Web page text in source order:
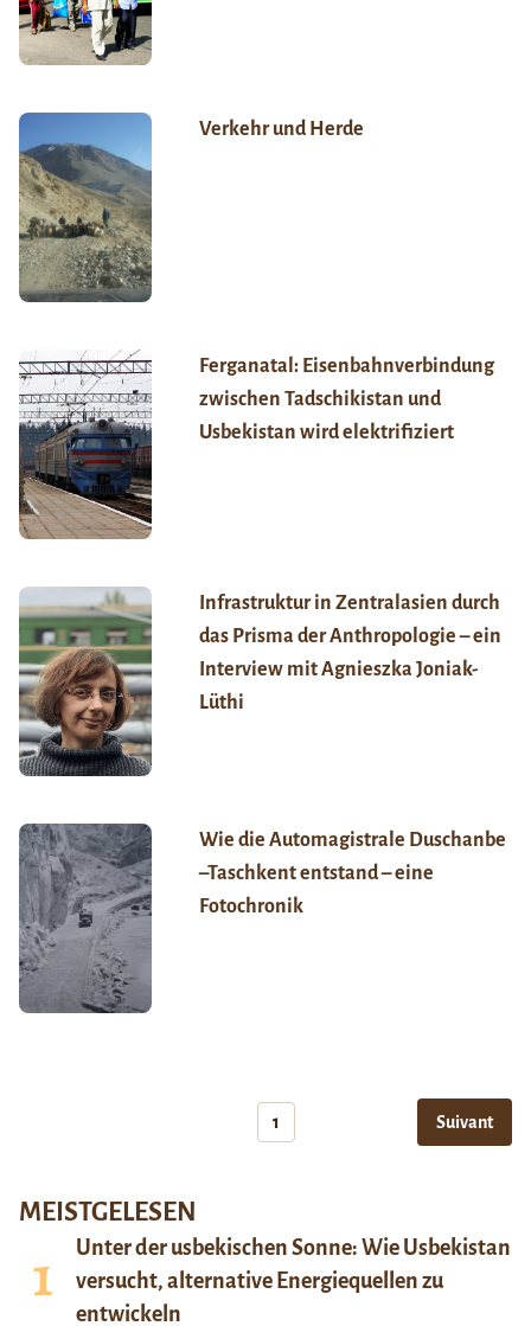
Verkehr und Herde
Ferganatal: Eisenbahnverbindung
zwischen Tadschikistan und
Usbekistan wird elektrifiziert
Infrastruktur in Zentralasien durch
das Prisma der Anthropologie – ein
Interview mit Agnieszka Joniak-
Lüthi
Wie die Automagistrale Duschanbe
–Taschkent entstand – eine
Fotochronik
1 Suivant
MEISTGELESEN
Unter der usbekischen Sonne: Wie Usbekistan
versucht, alternative Energiequellen zu
entwickeln